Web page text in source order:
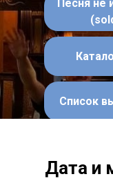
Песня не
Список
Дата и